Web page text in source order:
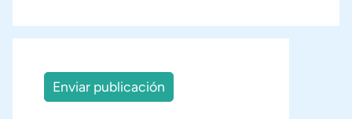
Enviar publicación